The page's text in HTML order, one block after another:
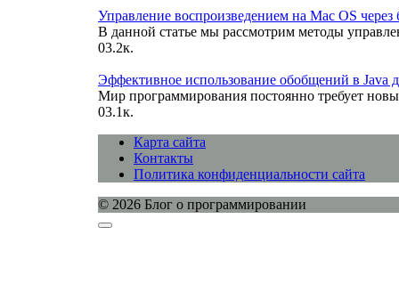
Управление воспроизведением на Mac OS
В данной статье мы рассмотрим методы
03.2к.
Эффективное использование обобщений в Java
Мир программирования постоянно требует
03.1к.
Карта сайта
Контакты
Политика конфиденциальности сайта
© 2026 Блог о программировании